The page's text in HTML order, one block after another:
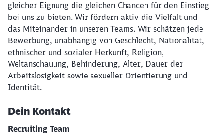
gleicher Eignung die gleichen Chancen für den Einstieg
bei uns zu bieten. Wir fördern aktiv die Vielfalt und
das Miteinander in unseren Teams. Wir schätzen jede
Bewerbung, unabhängig von Geschlecht, Nationalität,
ethnischer und sozialer Herkunft, Religion,
Weltanschauung, Behinderung, Alter, Dauer der
Arbeitslosigkeit sowie sexueller Orientierung und
Identität.
Dein Kontakt
Recruiting Team